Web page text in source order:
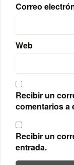
Correo
Web
Recibir un
comentarios a
Recibir un
entrada.